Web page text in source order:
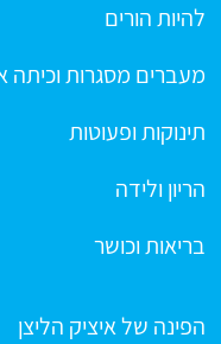
להיות הורים
מעברים מסגרות וכיתה
תינוקות ופעוטות
הריון ולידה
בריאות וכושר
הפינה של איציק הליצן